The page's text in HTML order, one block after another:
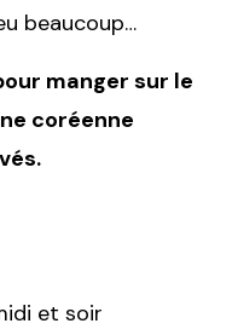
beaucoup…
manger sur le
coréenne
et soir